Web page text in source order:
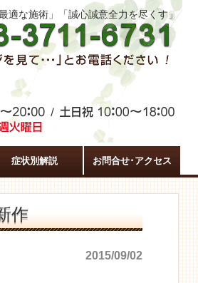
適な施術」「誠心誠意全力を尽くす」
症状別解説 お問合せ･アクセス
作
2015/09/02